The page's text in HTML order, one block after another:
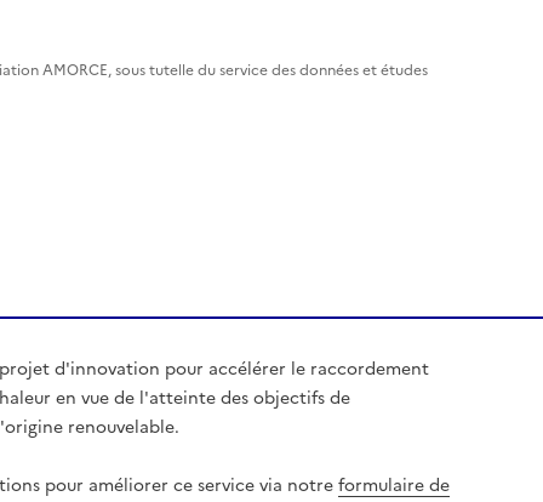
AMORCE, sous tutelle du service des données et études
d'innovation pour accélérer le raccordement
en vue de l'atteinte des objectifs de
renouvelable.
pour améliorer ce service via notreformulaire de